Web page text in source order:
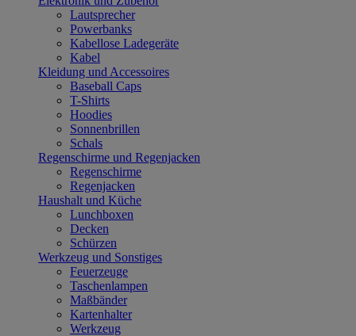
Lautsprecher
Powerbanks
Kabellose Ladegeräte
Kabel
Kleidung und Accessoires
Baseball Caps
T-Shirts
Hoodies
Sonnenbrillen
Schals
Regenschirme und Regenjacken
Regenschirme
Regenjacken
Haushalt und Küche
Lunchboxen
Decken
Schürzen
Werkzeug und Sonstiges
Feuerzeuge
Taschenlampen
Maßbänder
Kartenhalter
Werkzeug